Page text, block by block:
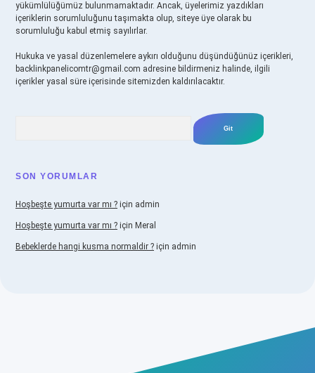
yükümlülüğümüz bulunmamaktadır. Ancak, üyelerimiz yazdıkları
içeriklerin sorumluluğunu taşımakta olup, siteye üye olarak bu
sorumluluğu kabul etmiş sayılırlar.
Hukuka ve yasal düzenlemelere aykırı olduğunu düşündüğünüz içerikleri,
backlinkpanelicomtr@gmail.com adresine bildirmeniz halinde, ilgili
içerikler yasal süre içerisinde sitemizden kaldırılacaktır.
SON YORUMLAR
Hoşbeşte yumurta var mı ? için admin
Hoşbeşte yumurta var mı ? için Meral
Bebeklerde hangi kusma normaldir ? için admin